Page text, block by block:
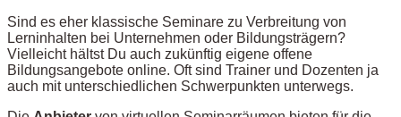
Sind es eher klassische Seminare zu Verbreitung von
Lerninhalten bei Unternehmen oder Bildungsträgern?
Vielleicht hältst Du auch zukünftig eigene offene
Bildungsangebote online. Oft sind Trainer und Dozenten ja
auch mit unterschiedlichen Schwerpunkten unterwegs.